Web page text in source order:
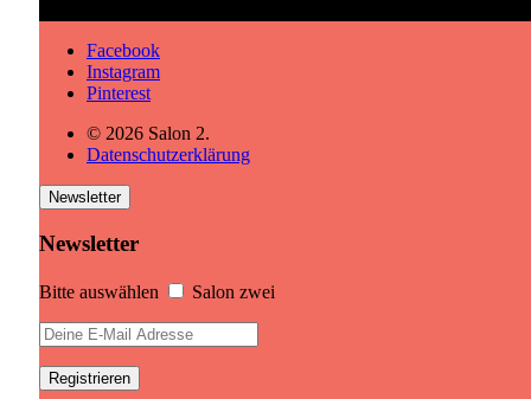
Facebook
Instagram
Pinterest
© 2026 Salon 2.
Datenschutzerklärung
Newsletter
Newsletter
Bitte auswählen Salon zwei